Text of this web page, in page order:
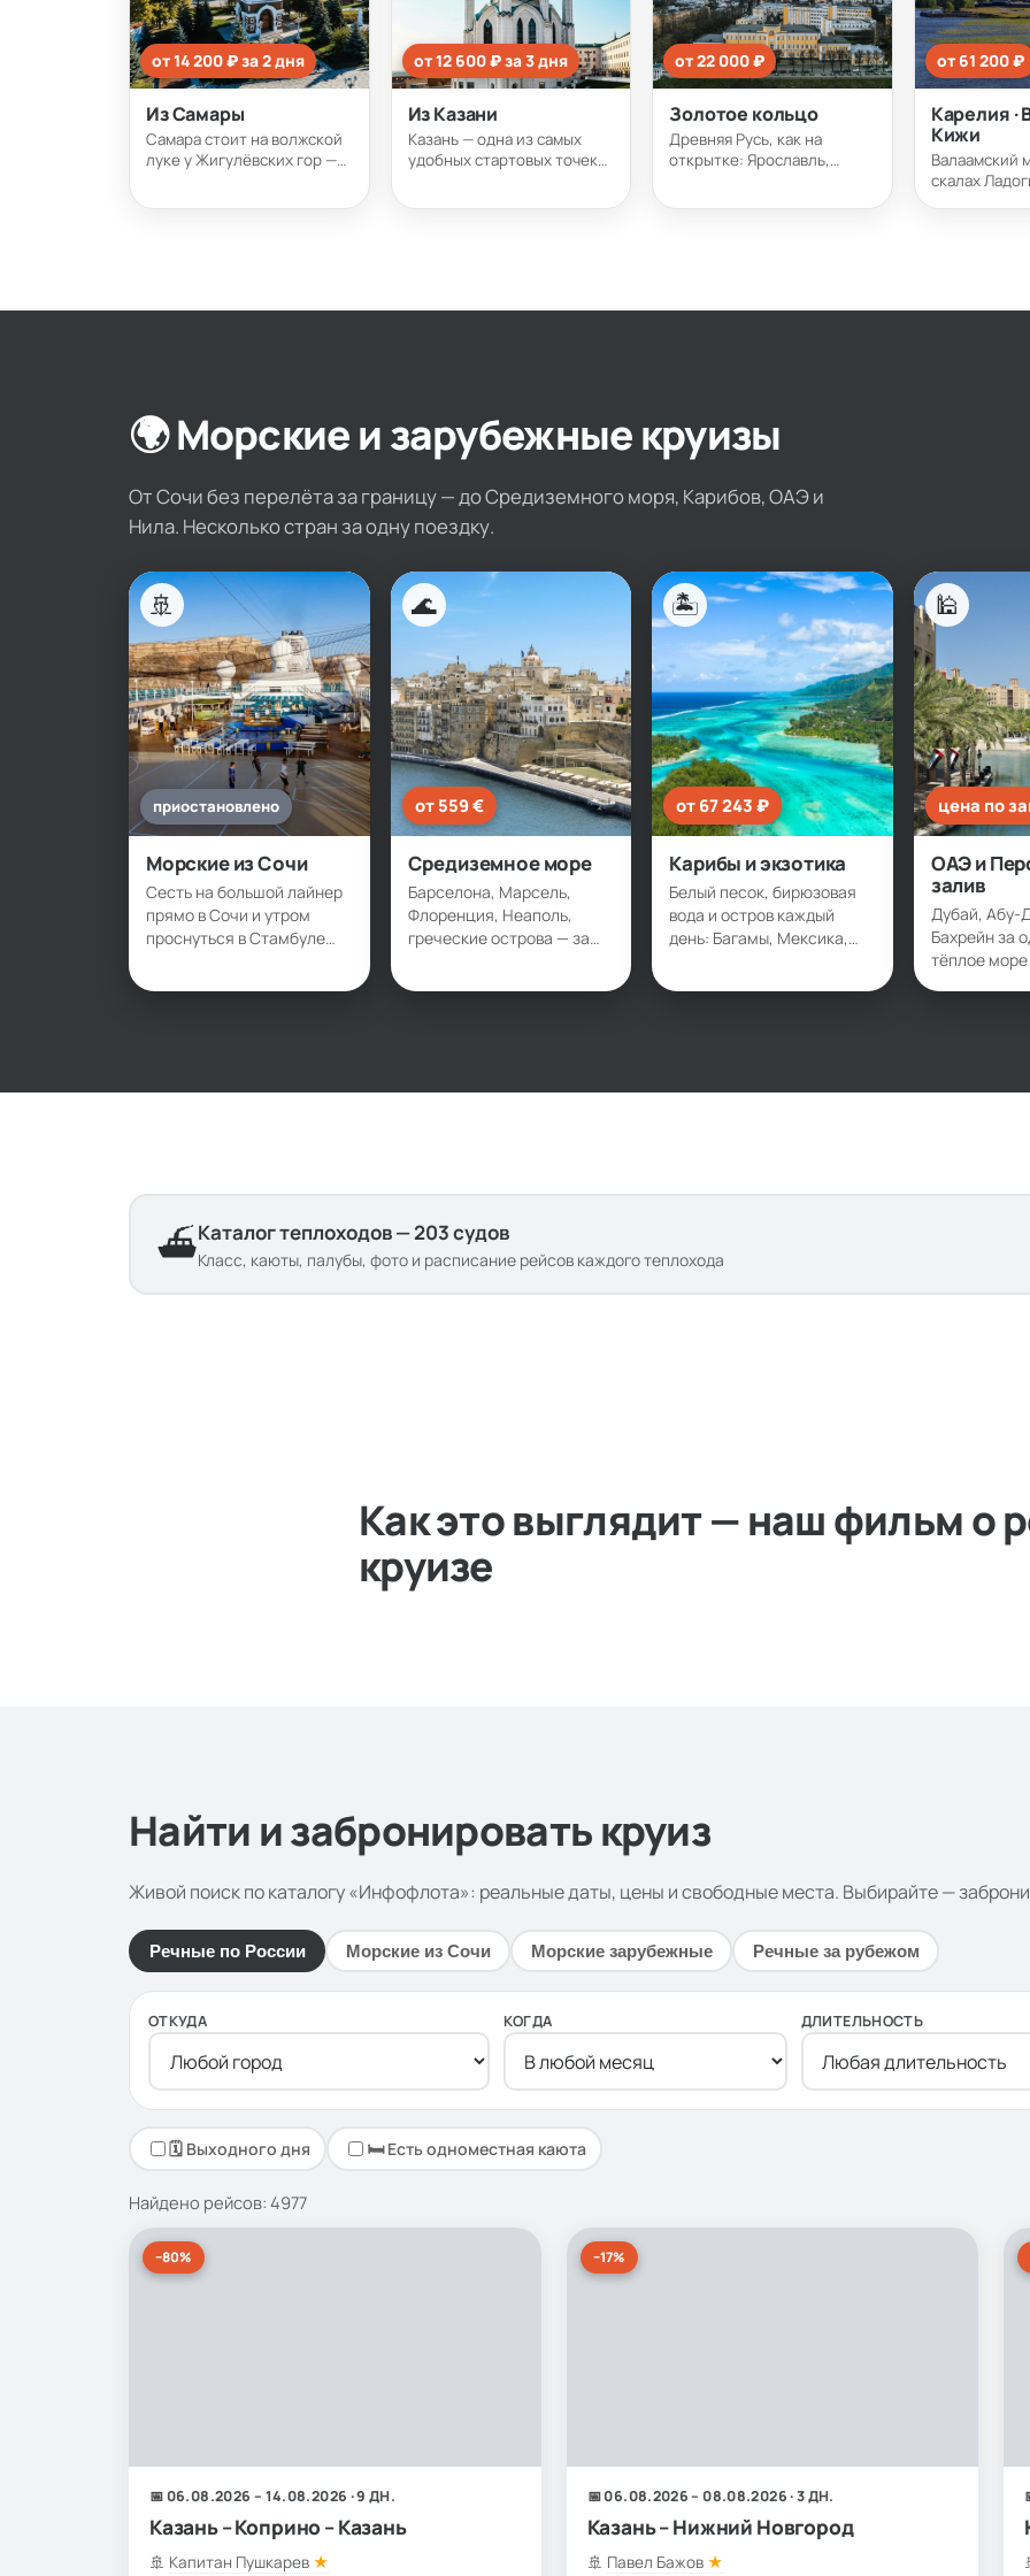
от 14 200 ₽ за 2 дня
Из Самары
Самара стоит на волжской
луке у Жигулёвских гор —
от 12 600 ₽ за 3 дня
Из Казани
Казань — одна из самых
удобных стартовых точек
от 22 000 ₽
Золотое кольцо
Древняя Русь, как на
открытке: Ярославль,
от 61 200 ₽
Карелия ·
Кижи
Валаамский
скалах
🌍 Морские и зарубежные круизы
От Сочи без перелёта за границу — до Средиземного моря, Карибов, ОАЭ и
Нила. Несколько стран за одну поездку.
🚢
приостановлено
Морские из Сочи
Сесть на большой лайнер
прямо в Сочи и утром
проснуться в Стамбуле
стран без единого
🌊
от 559 €
Средиземное море
Барселона, Марсель,
Флоренция, Неаполь,
греческие острова — за
Распаковались один раз, а
🏝
от 67 243 ₽
Карибы и экзотика
Белый песок, бирюзовая
вода и остров каждый
день: Багамы, Мексика,
лайнеры Royal Caribbean с
🕌
цена по
ОАЭ и
залив
Дубай, Абу-
Бахрейн за
тёплое
⛴️Каталог теплоходов — 203 судов
Класс, каюты, палубы, фото и расписание рейсов каждого теплохода
Как это выглядит — наш фильм о
круизе
Круиз Санкт-Петербург — Москва на теплоходе «Россия»
Найти и забронировать круиз
Живой поиск по каталогу «Инфофлота»: реальные даты, цены и свободные места. Выбирайте —
Речные по России Морские из Сочи Морские зарубежные Речные за рубежом
ОТКУДА КОГДА ДЛИТЕЛЬНОСТЬ
🗓 Выходного дня 🛏 Есть одноместная каюта
Найдено рейсов: 4977
−80%
📅 06.08.2026 – 14.08.2026 · 9 ДН.
Казань – Коприно – Казань
🚢 Капитан Пушкарев ★
−17%
📅 06.08.2026 – 08.08.2026 · 3 ДН.
Казань – Нижний Новгород
🚢 Павел Бажов ★